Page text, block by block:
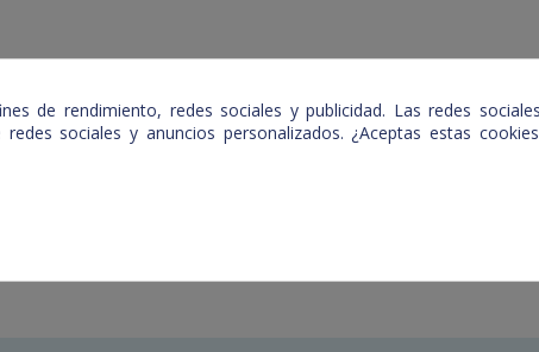
de rendimiento, redes sociales y publicidad. Las redes
sociales y anuncios personalizados. ¿Aceptas estas